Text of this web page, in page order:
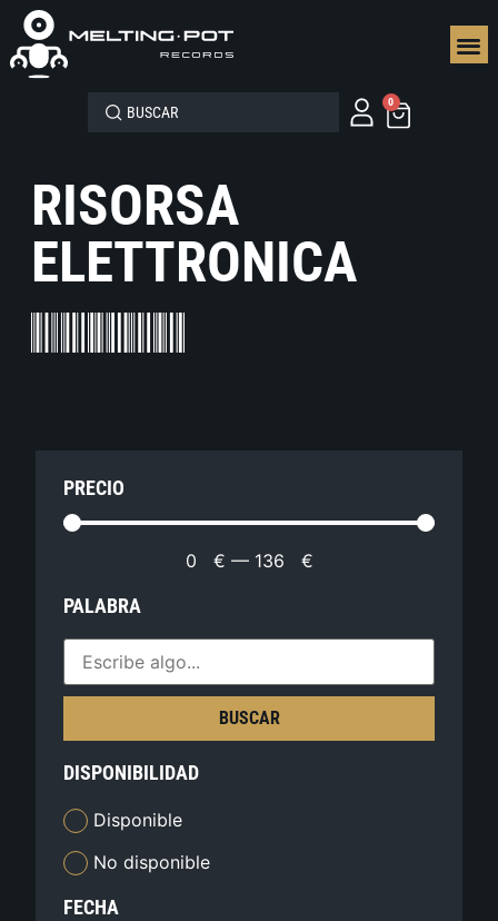
0
RISORSA
ELETTRONICA
PRECIO
0 € — 136 €
PALABRA
BUSCAR
DISPONIBILIDAD
Disponible
No disponible
FECHA